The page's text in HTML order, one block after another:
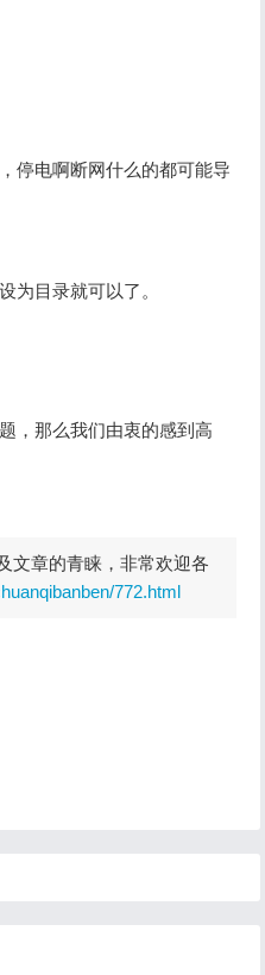
停电啊断网什么的都可能导
为目录就可以了。
，那么我们由衷的感到高
文章的青睐，非常欢迎各
772.html